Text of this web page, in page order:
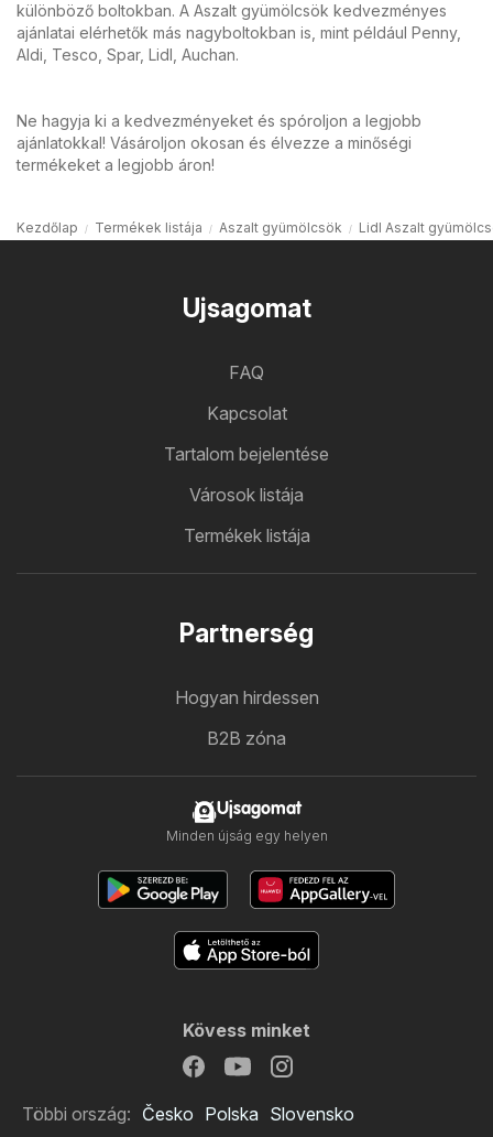
különböző boltokban. A Aszalt gyümölcsök kedvezményes
ajánlatai elérhetők más nagyboltokban is, mint például Penny,
Aldi, Tesco, Spar, Lidl, Auchan.
Ne hagyja ki a kedvezményeket és spóroljon a legjobb
ajánlatokkal! Vásároljon okosan és élvezze a minőségi
termékeket a legjobb áron!
Kezdőlap Termékek listája Aszalt gyümölcsök Lidl Aszalt
Ujsagomat
FAQ
Kapcsolat
Tartalom bejelentése
Városok listája
Termékek listája
Partnerség
Hogyan hirdessen
B2B zóna
Ujsagomat
Minden újság egy helyen
Kövess minket
Többi ország: Česko Polska Slovensko